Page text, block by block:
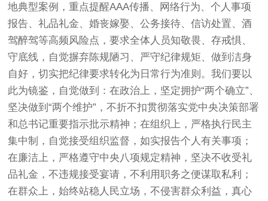
地典型案例，重点提醒AAA传播、网络行为、个人事项
报告、礼品礼金、婚丧嫁娶、公务接待、信访处置、酒
驾醉驾等高频风险点，要求全体人员知敬畏、存戒惧、
守底线，自觉摒弃陈规陋习、严守纪律规矩、做到洁身
自好，切实把纪律要求转化为日常行为准则。我们要以
此为镜鉴，自觉做到：在政治上，坚定拥护“两个确立”、
坚决做到“两个维护”，不折不扣贯彻落实党中央决策部署
和总书记重要指示批示精神；在组织上，严格执行民主
集中制，自觉接受组织监督，如实报告个人有关事项；
在廉洁上，严格遵守中央八项规定精神，坚决不收受礼
品礼金，不违规接受宴请，不利用职务之便谋取私利；
在群众上，始终站稳人民立场，不侵害群众利益，真心